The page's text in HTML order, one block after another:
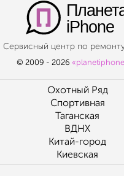
iPhone
Сервисный центр по
© 2009 - 2026
Охотный Ряд
Спортивная
Таганская
ВДНХ
Китай-город
Киевская